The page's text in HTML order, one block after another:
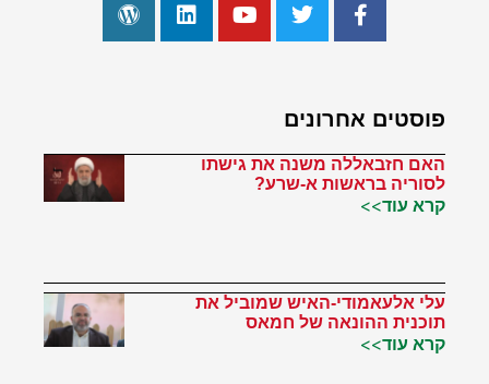
פוסטים אחרונים
האם חזבאללה משנה את גישתו
לסוריה בראשות א-שרע?
קרא עוד>>
עלי אלעאמודי-האיש שמוביל את
תוכנית ההונאה של חמאס
קרא עוד>>